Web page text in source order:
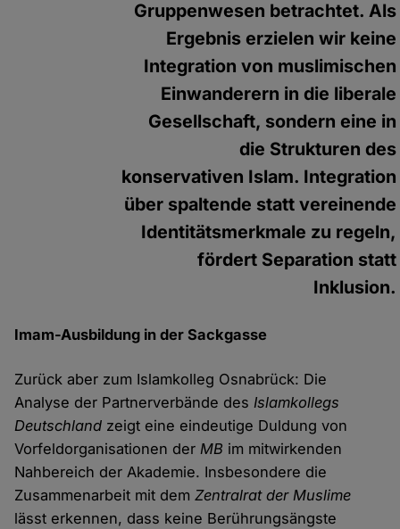
Gruppenwesen betrachtet. Als
Ergebnis erzielen wir keine
Integration von muslimischen
Einwanderern in die liberale
Gesellschaft, sondern eine in
die Strukturen des
konservativen Islam. Integration
über spaltende statt vereinende
Identitätsmerkmale zu regeln,
fördert Separation statt
Inklusion.
Imam-Ausbildung in der Sackgasse
Zurück aber zum Islamkolleg Osnabrück: Die
Analyse der Partnerverbände desIslamkollegs
Deutschland zeigt eine eindeutige Duldung von
Vorfeldorganisationen derMB im mitwirkenden
Nahbereich der Akademie. Insbesondere die
Zusammenarbeit mit demZentralrat der Muslime
lässt erkennen, dass keine Berührungsängste